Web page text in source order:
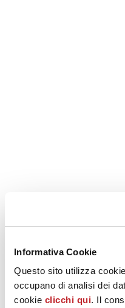
Informativa Cookie
Questo sito utilizza
occupano di analisi dei
cookie clicchi qui. Il